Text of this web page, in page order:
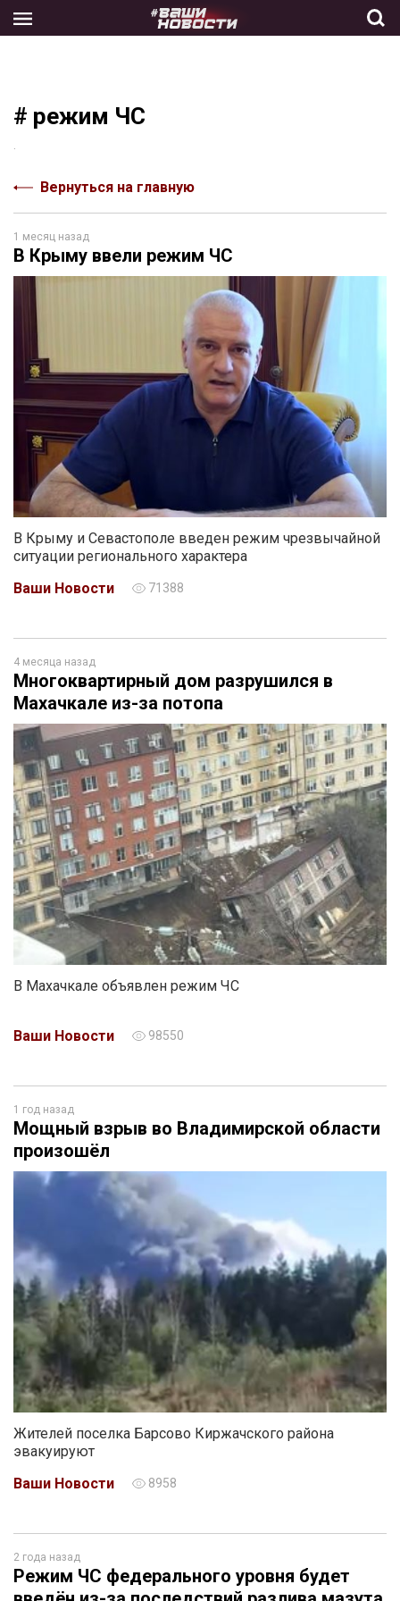
the
# режим ЧС
Вернуться на главную
1 месяц назад
В Крыму ввели режим ЧС
В Крыму и Севастополе введен режим чрезвычайной
ситуации регионального характера
Ваши Новости
71388
4 месяца назад
Многоквартирный дом разрушился в
Махачкале из-за потопа
В Махачкале объявлен режим ЧС
Ваши Новости 98550
1 год назад
Мощный взрыв во Владимирской области
произошёл
Жителей поселка Барсово Киржачского района
эвакуируют
Ваши Новости
8958
2 года назад
Режим ЧС федерального уровня будет